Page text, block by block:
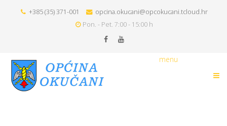
+385 (35) 371-001
opcina.okucani@opcokucani.tcloud.hr
Pon. - Pet. 7:00 - 15:00 h
menu